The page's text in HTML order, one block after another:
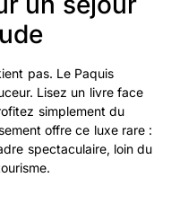
pas. Le Paquis
Lisez un livre face
simplement du
offre ce luxe rare :
spectaculaire, loin du